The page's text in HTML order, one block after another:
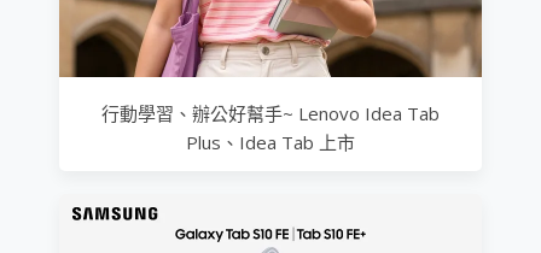
行動學習、辦公好幫手~ Lenovo Idea Tab
Plus、Idea Tab 上市